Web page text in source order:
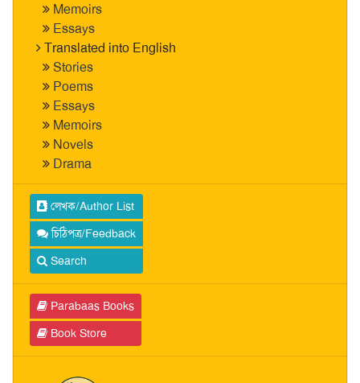
Memoirs
Essays
Translated into English
Stories
Poems
Essays
Memoirs
Novels
Drama
লেখক/Author List
চিঠিপত্র/Feedback
Search
Parabaas Books
Book Store